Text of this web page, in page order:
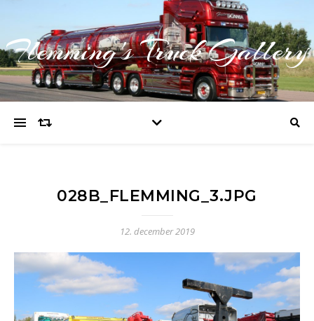
Flemming's Truck Gallery
028B_FLEMMING_3.JPG
12. december 2019